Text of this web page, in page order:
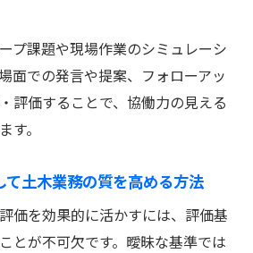
プ課題や現場作業のシミュレーシ
面での発言や提案、フォローアッ
評価することで、協働力の見える
す。
土木業務の質を高める方法
価を効果的に活かすには、評価基
とが不可欠です。曖昧な基準では